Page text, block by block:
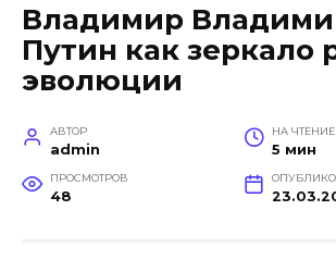
Владимир
Путин как зеркало
эволюции
АВТОР
admin
НА ЧТЕНИЕ
5 мин
ПРОСМОТРОВ
48